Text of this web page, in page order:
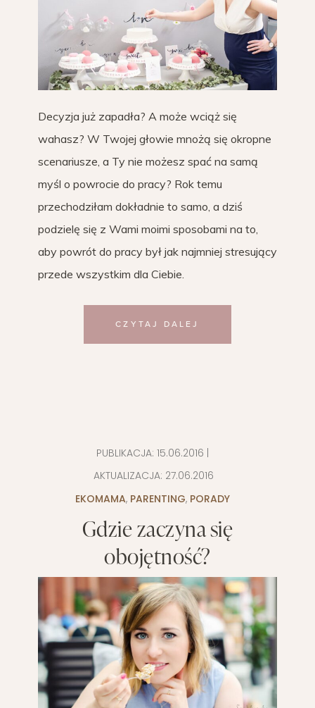
Decyzja już zapadła? A może wciąż się
wahasz? W Twojej głowie mnożą się okropne
scenariusze, a Ty nie możesz spać na samą
myśl o powrocie do pracy? Rok temu
przechodziłam dokładnie to samo, a dziś
podzielę się z Wami moimi sposobami na to,
aby powrót do pracy był jak najmniej stresujący
przede wszystkim dla Ciebie.
CZYTAJ DALEJ
PUBLIKACJA: 15.06.2016
AKTUALIZACJA: 27.06.2016
EKOMAMA, PARENTING, PORADY
Gdzie zaczyna się
obojętność?